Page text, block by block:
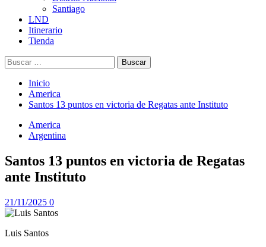
Santiago
LND
Itinerario
Tienda
Buscar:
Inicio
America
Santos 13 puntos en victoria de Regatas ante Instituto
America
Argentina
Santos 13 puntos en victoria de Regatas
ante Instituto
21/11/2025 0
Luis Santos